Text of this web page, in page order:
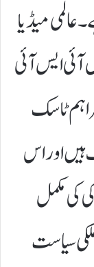
عالمی میڈیا
ایس آئی
اہم ٹاسک
اور اس
کی مکمل
سیاست